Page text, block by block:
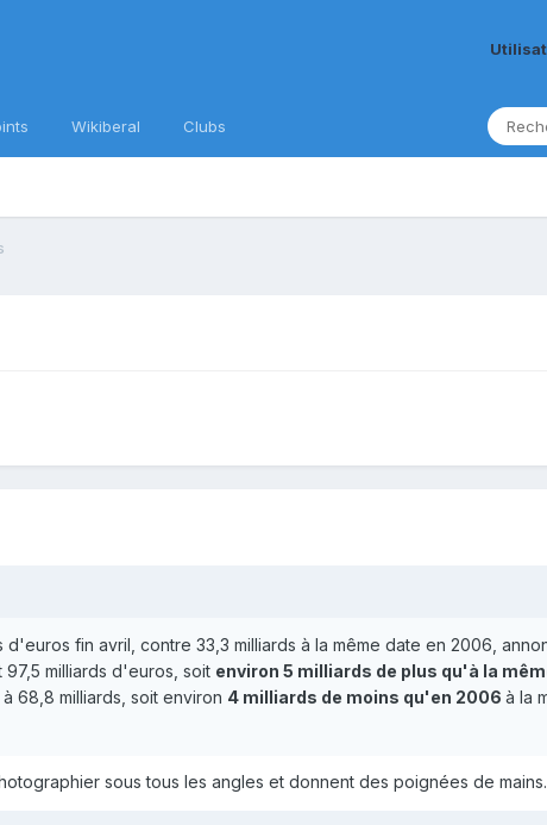
Wikiberal Clubs
fin avril, contre 33,3 milliards à la même date en 2006,
milliards d'euros, soit environ 5 milliards de plus qu'à la
68,8 milliards, soit environ 4 milliards de moins qu'en 2006 à la
sous tous les angles et donnent des poignées de mains.